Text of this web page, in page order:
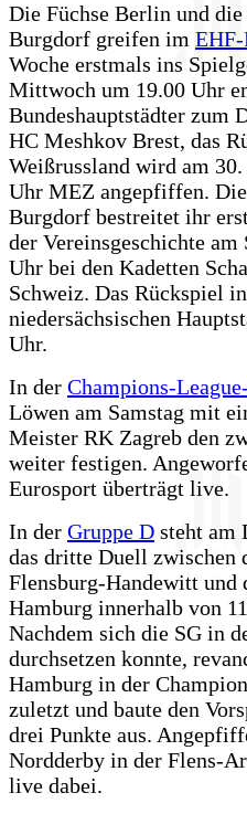
Die Füchse Berlin und
Burgdorf greifen im EHF-
Woche erstmals ins
Mittwoch um 19.00 Uhr
Bundeshauptstädter zum
HC Meshkov Brest, das
Weißrussland wird am
Uhr MEZ angepfiffen.
Burgdorf bestreitet ihr
der Vereinsgeschichte am
Uhr bei den Kadetten
Schweiz. Das Rückspiel
niedersächsischen
Uhr.
In der Champions-
Löwen am Samstag mit
Meister RK Zagreb den
weiter festigen.
Eurosport überträgt live.
In der Gruppe D steht am
das dritte Duell zwischen
Flensburg-Handewitt und
Hamburg innerhalb von
Nachdem sich die SG in
durchsetzen konnte,
Hamburg in der
zuletzt und baute den
drei Punkte aus.
Nordderby in der Flens-
live dabei.